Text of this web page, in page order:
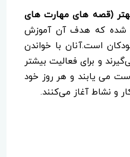
بهتر (قصه های مهارت های
شده که هدف آن آموزش
است.آنان با خواندن
و برای فعالیت بیشتر
می یابند و هر روز خود
و نشاط آغاز می‌کنند.